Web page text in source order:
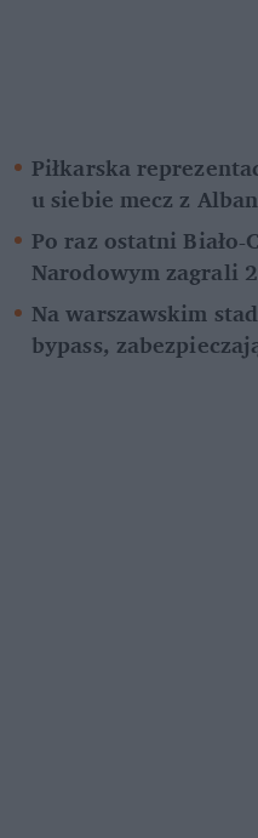
Piłkarska
u siebie mecz z
Po raz ostatni Biało-
Narodowym zagrali
Na warszawskim
bypass,